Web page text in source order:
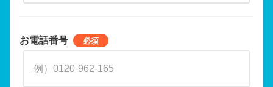
お電話番号